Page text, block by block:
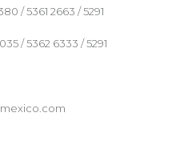
/ 5361 2663 / 5291
/ 5362 6333 / 5291